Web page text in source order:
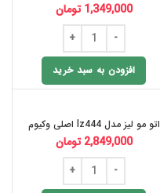
1,349,000 تومان
افزودن به سبد خرید
اتو مو لیز مدل lz444 اصلی وکیوم
2,849,000 تومان